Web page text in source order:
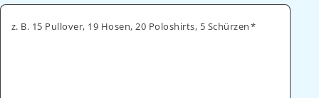
z. B. 15 Pullover, 19 Hosen, 20 Poloshirts, 5 Schürzen